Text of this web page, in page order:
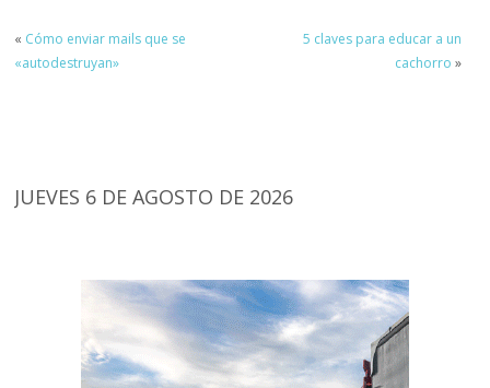
« Cómo enviar mails que se
«autodestruyan»
5 claves para educar a un
cachorro »
JUEVES 6 DE AGOSTO DE 2026